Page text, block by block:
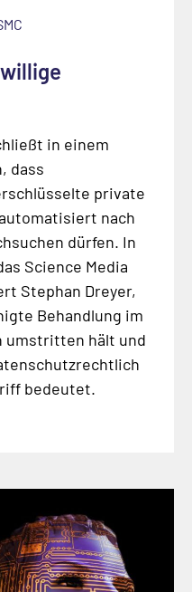
in einem
dass
private
nach
dürfen. In
Science Media
Stephan Dreyer,
Behandlung im
umstritten hält und
bedeutet.